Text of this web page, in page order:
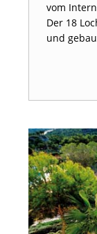
vom
Der 18
und